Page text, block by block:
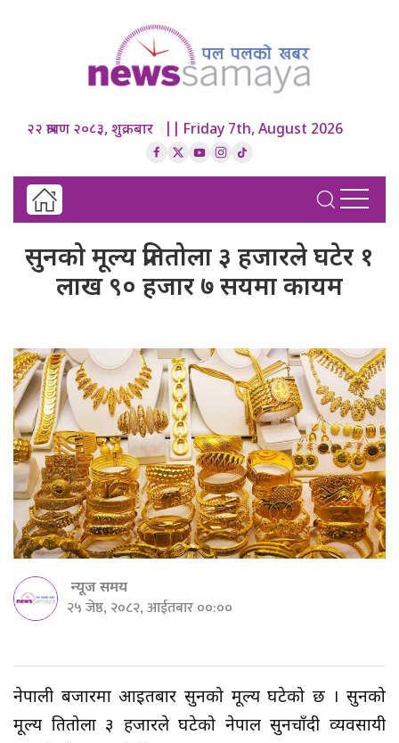
२२ श्रावण २०८३, शुक्रबार || Friday 7th, August 2026
सुनको मूल्य प्रतितोला ३ हजारले घटेर १
लाख ९० हजार ७ सयमा कायम
न्यूज समय
२५ जेष्ठ, २०८२, आईतबार ००:००
नेपाली बजारमा आइतबार सुनको मूल्य घटेको छ । सुनको
मूल्य प्रतितोला ३ हजारले घटेको नेपाल सुनचाँदी व्यवसायी